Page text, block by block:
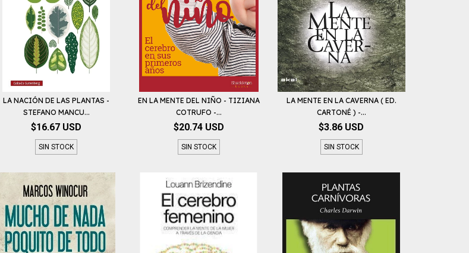
LA NACIÓN DE LAS PLANTAS -
STEFANO MANCU...
$16.67 USD
SIN STOCK
EN LA MENTE DEL NIÑO - TIZIANA
COTRUFO -...
$20.74 USD
SIN STOCK
LA MENTE EN LA CAVERNA ( ED.
CARTONÉ ) -...
$3.86 USD
SIN STOCK